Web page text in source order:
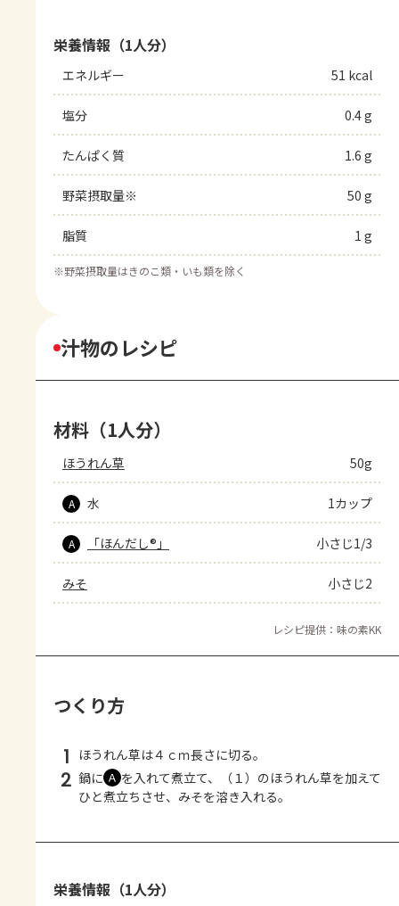
栄養情報（1人分）
エネルギー 51 kcal
塩分 0.4 g
たんぱく質 1.6 g
野菜摂取量※ 50 g
脂質 1 g
※野菜摂取量はきのこ類・いも類を除く
汁物のレシピ
材料（1人分）
ほうれん草 50g
A 水 1カップ
A 「ほんだし®」 小さじ1/3
みそ 小さじ2
レシピ提供：味の素KK
つくり方
1 ほうれん草は４ｃｍ長さに切る。
2 鍋に Ａ を入れて煮立て、（１）のほうれん草を加えて
ひと煮立ちさせ、みそを溶き入れる。
栄養情報（1人分）